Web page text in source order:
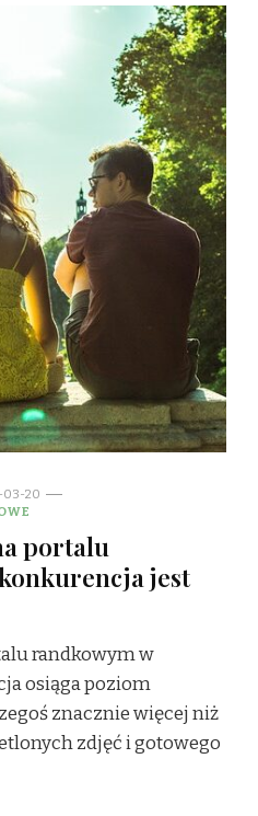
03-20
portalu
jest
randkowym w
osiąga poziom
znacznie więcej niż
zdjęć i gotowego